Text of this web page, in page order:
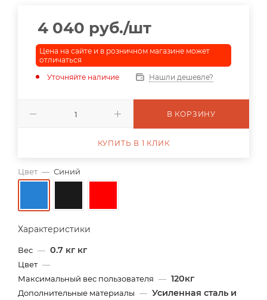
Цвет — Синий
Характеристики
Вес — 0.7 кг кг
Цвет —
Максимальный вес пользователя — 120кг
Дополнительные материалы — Усиленная сталь и
4 040 руб./шт
Цена на сайте и в розничном магазине может
отличаться
Уточняйте наличие
Нашли дешевле?
В КОРЗИНУ
КУПИТЬ В 1 КЛИК